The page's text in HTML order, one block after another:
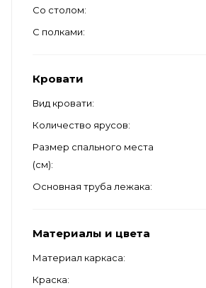
Со столом
С полками
Кровати
Вид кровати
Количество ярусов
Размер спального места
(см)
Основная труба лежака
Материалы и цвета
Материал каркаса
Краска